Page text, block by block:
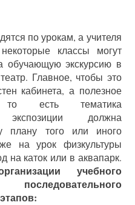
по урокам, а учителя
классы могут
обучающую экскурсию в
Главное, чтобы это
кабинета, а полезное
то есть тематика
должна
плану того или иного
на урок физкультуры
на каток или в аквапарк.
учебного